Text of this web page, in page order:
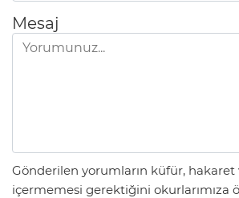
Mesaj
Gönderilen yorumların küfür, hakaret
içermemesi gerektiğini okurlarımıza